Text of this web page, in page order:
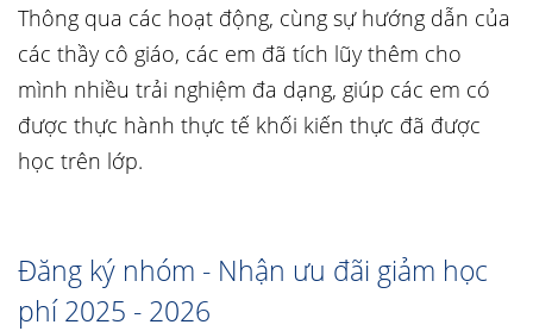
Thông qua các hoạt động, cùng sự hướng dẫn của
các thầy cô giáo, các em đã tích lũy thêm cho
mình nhiều trải nghiệm đa dạng, giúp các em có
được thực hành thực tế khối kiến thực đã được
học trên lớp.
Đăng ký nhóm - Nhận ưu đãi giảm học
phí 2025 - 2026